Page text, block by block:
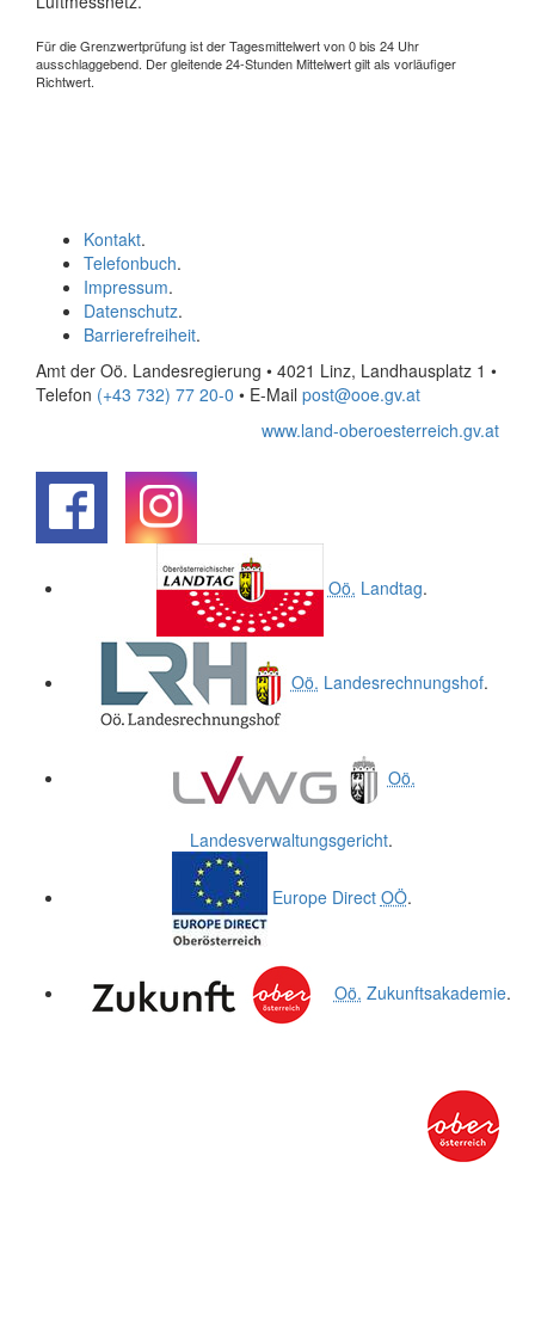
Für die Grenzwertprüfung ist der Tagesmittelwert von 0 bis 24 Uhr
ausschlaggebend. Der gleitende 24-Stunden Mittelwert gilt als vorläufiger
Richtwert.
Kontakt.
Telefonbuch.
Impressum.
Datenschutz.
Barrierefreiheit.
Amt der Oö. Landesregierung • 4021 Linz, Landhausplatz 1 •
Telefon (+43 732) 77 20-0 • E-Mail post@ooe.gv.at
www.land-oberoesterreich.gv.at
Oö. Landtag.
Oö. Landesrechnungshof.
Oö.
Landesverwaltungsgericht.
Europe Direct OÖ.
Oö. Zukunftsakademie.